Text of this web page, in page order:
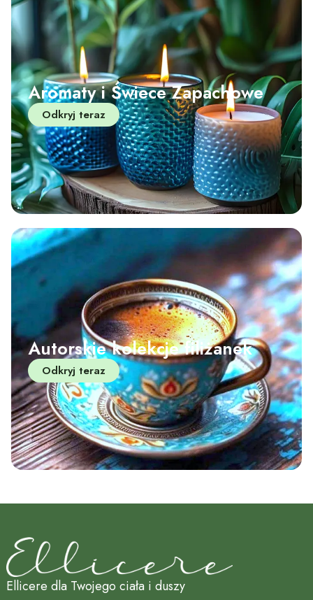
Aromaty i Świece Zapachowe
Odkryj teraz
Autorskie kolekcje filiżanek
Odkryj teraz
Ellicere dla Twojego ciała i duszy